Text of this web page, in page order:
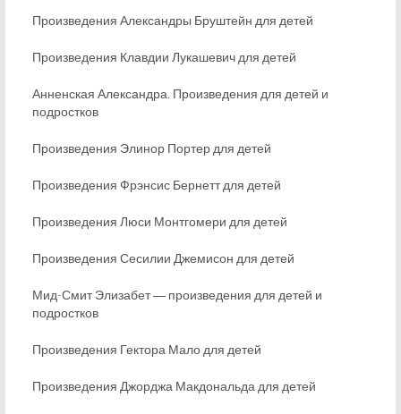
Произведения Александры Бруштейн для детей
Произведения Клавдии Лукашевич для детей
Анненская Александра. Произведения для детей и
подростков
Произведения Элинор Портер для детей
Произведения Фрэнсис Бернетт для детей
Произведения Люси Монтгомери для детей
Произведения Сесилии Джемисон для детей
Мид-Смит Элизабет ― произведения для детей и
подростков
Произведения Гектора Мало для детей
Произведения Джорджа Макдональда для детей